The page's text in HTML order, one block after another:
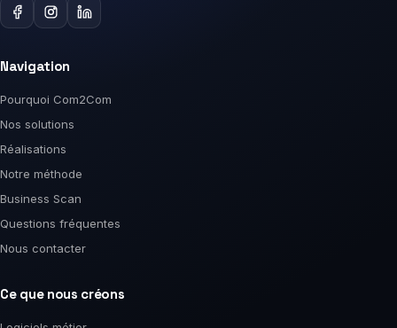
Navigation
Pourquoi Com2Com
Nos solutions
Réalisations
Notre méthode
Business Scan
Questions fréquentes
Nous contacter
Ce que nous créons